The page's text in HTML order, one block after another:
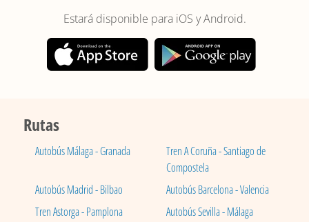
Estará disponible para iOS y Android.
Rutas
Autobús Málaga - Granada
Tren A Coruña - Santiago de
Compostela
Autobús Madrid - Bilbao
Autobús Barcelona - Valencia
Tren Astorga - Pamplona
Autobús Sevilla - Málaga